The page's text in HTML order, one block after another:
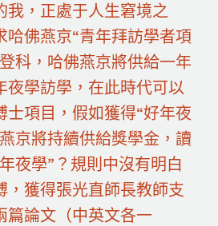
我，正處于人生窘境之
哈佛燕京“青年拜訪學者項
科，哈佛燕京將供給一年
夜學訪學，在此時代可以
士項目，假如獲得“好年夜
京將持續供給獎學金，讀
夜學”？規則中沒有明白
，獲得張光直師長教師支
篇論文（中英文各一